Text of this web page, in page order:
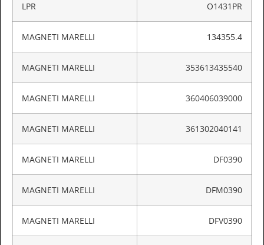
LPR O1431PR
MAGNETI MARELLI 134355.4
MAGNETI MARELLI 353613435540
MAGNETI MARELLI 360406039000
MAGNETI MARELLI 361302040141
MAGNETI MARELLI DF0390
MAGNETI MARELLI DFM0390
MAGNETI MARELLI DFV0390